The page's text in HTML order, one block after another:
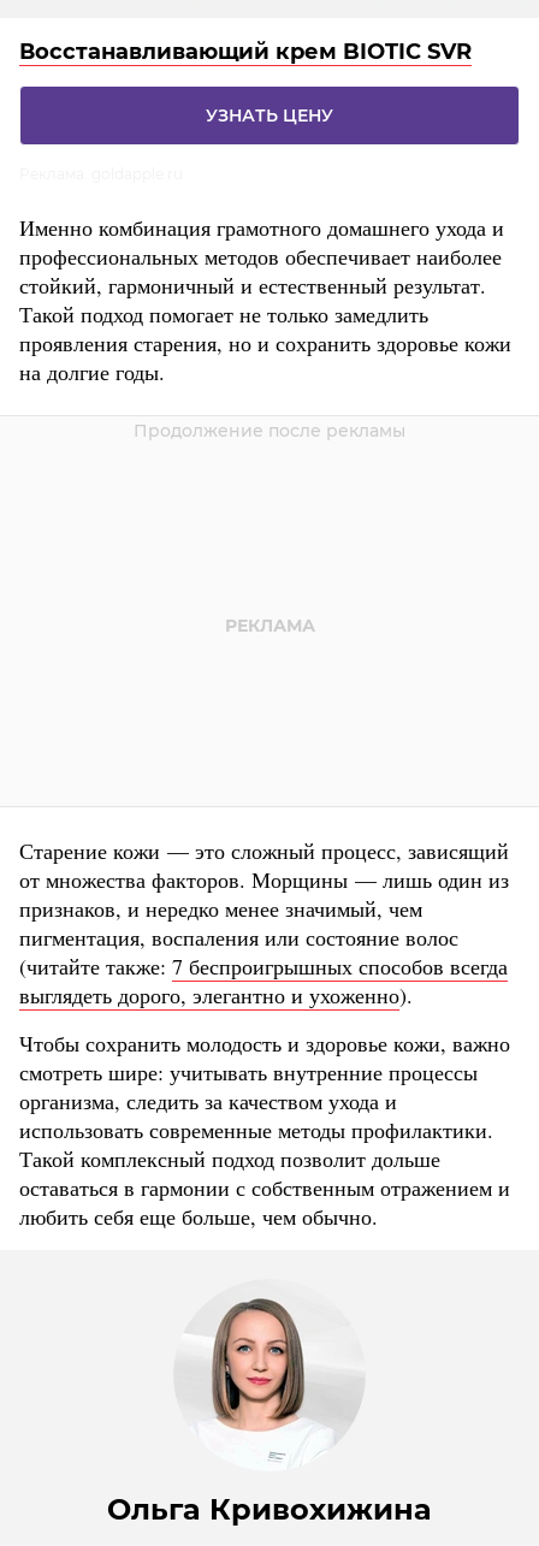
Восстанавливающий крем BIOTIC SVR
УЗНАТЬ ЦЕНУ
Именно комбинация грамотного домашнего ухода и
профессиональных методов обеспечивает наиболее
стойкий, гармоничный и естественный результат.
Такой подход помогает не только замедлить
проявления старения, но и сохранить здоровье кожи
на долгие годы.
Старение кожи — это сложный процесс, зависящий
от множества факторов. Морщины — лишь один из
признаков, и нередко менее значимый, чем
пигментация, воспаления или состояние волос
(читайте также: 7 беспроигрышных способов всегда
выглядеть дорого, элегантно и ухоженно).
Чтобы сохранить молодость и здоровье кожи, важно
смотреть шире: учитывать внутренние процессы
организма, следить за качеством ухода и
использовать современные методы профилактики.
Такой комплексный подход позволит дольше
оставаться в гармонии с собственным отражением и
любить себя еще больше, чем обычно.
Ольга Кривохижина